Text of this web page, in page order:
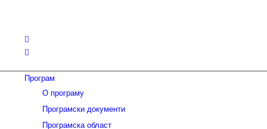
Програм
О програму
Програмски документи
Програмска област